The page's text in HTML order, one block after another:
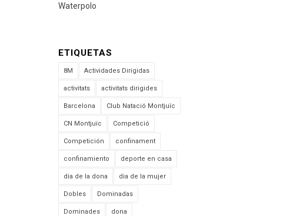
Waterpolo
ETIQUETAS
8M Actividades Dirigidas
activitats activitats dirigides
Barcelona Club Natació Montjuïc
CN Montjuïc Competició
Competición confinament
confinamiento deporte en casa
dia de la dona dia de la mujer
Dobles Dominadas
Dominades dona